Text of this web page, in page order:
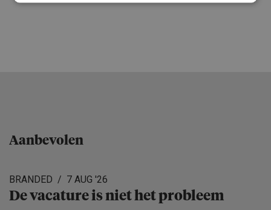
Aanbevolen
BRANDED 7 AUG '26
De vacature is niet het probleem